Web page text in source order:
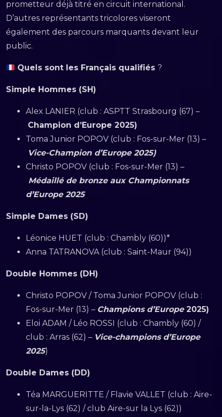
prometteur déjà titré en circuit international.
D’autres représentants tricolores viseront
également des parcours marquants devant leur
public.
Quels sont les Français qualifiés?
Simple Hommes (SH)
Alex LANIER (club : ASPTT Strasbourg (67) –
Champion d’Europe 2025)
Toma Junior POPOV (club : Fos-sur-Mer (13) –
Vice-Champion d’Europe 2025)
Christo POPOV (club : Fos-sur-Mer (13) –
Médaillé de bronze aux Championnats
d’Europe 2025
Simple Dames (SD)
Léonice HUET (club : Chambly (60))*
Anna TATRANOVA (club : Saint-Maur (94))
Double Hommes (DH)
Christo POPOV / Toma Junior POPOV (club :
Fos-sur-Mer (13) – Champions d’Europe 2025)
Eloi ADAM / Léo ROSSI (club : Chambly (60) /
club : Arras (62) – Vice-champions d’Europe
2025)
Double Dames (DD)
Téa MARGUERITTE / Flavie VALLET (club : Aire-
sur-la-Lys (62) / club Aire-sur la Lys (62))